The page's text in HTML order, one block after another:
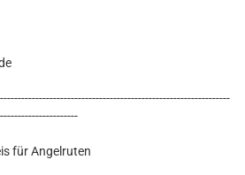
für Angelruten